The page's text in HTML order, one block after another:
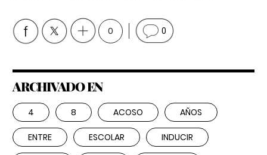
0 0
ARCHIVADO EN
4 8 ACOSO AÑOS
ENTRE ESCOLAR INDUCIR